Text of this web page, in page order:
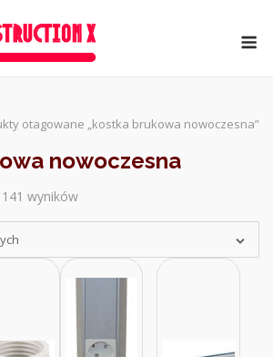
otagowane „kostka brukowa nowoczesna”
nowoczesna
wyników